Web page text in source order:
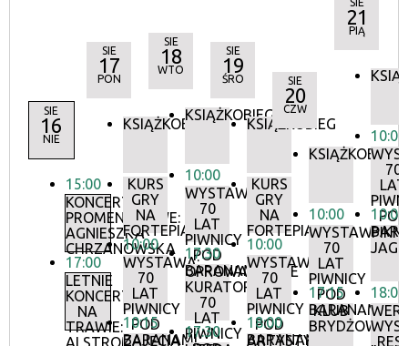
SIE
16
NIE
15:00
KONCERTY
PROMENADOWE:
AGNIESZKA
CHRZANOWSKA
17:00
LETNIE
KONCERTY
NA
TRAWIE:
ALSTROMERIE
SIE
17
PON
KSIĄŻKOBIEG
KURS
GRY
NA
FORTEPIANIE
10:00
WYSTAWA:
70
LAT
PIWNICY
POD
BARANAMI
10:15
ZAJĘCIA
SIE
18
WTO
KSIĄŻKOBIEG
10:00
WYSTAWA:
70
LAT
PIWNICY
POD
BARANAMI
17:30
OPROWADZANIE
KURATORSKIE:
70
LAT
PIWNICY
17:30
SIE
19
ŚRO
KSIĄŻKOBIEG
KURS
GRY
NA
FORTEPIANIE
10:00
WYSTAWA:
70
LAT
PIWNICY
POD
BARANAMI
18:00
ARTYSTYCZNE
SIE
20
CZW
KSIĄŻKOBIEG
10:00
WYSTAWA:
70
LAT
PIWNICY
POD
BARANAMI
17:15
KLUB
BRYDŻOWY
21
PIĄ
10:00
70
LAT
POD
10:00
18:00